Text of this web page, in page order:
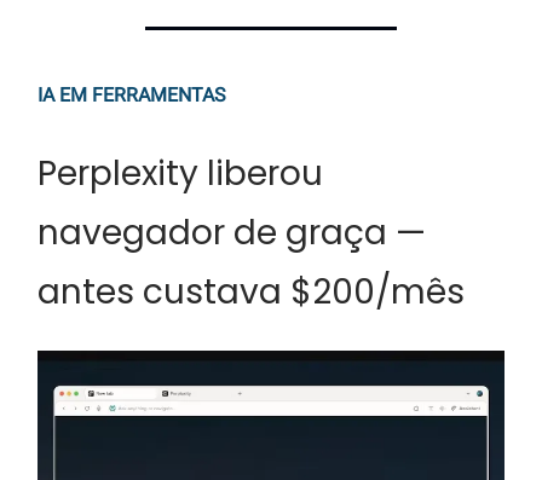
IA EM FERRAMENTAS
Perplexity liberou
navegador de graça —
antes custava $200/mês